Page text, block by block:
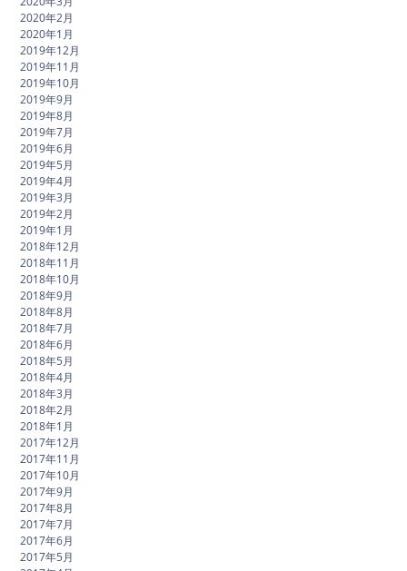
2020年2月
2020年1月
2019年12月
2019年11月
2019年10月
2019年9月
2019年8月
2019年7月
2019年6月
2019年5月
2019年4月
2019年3月
2019年2月
2019年1月
2018年12月
2018年11月
2018年10月
2018年9月
2018年8月
2018年7月
2018年6月
2018年5月
2018年4月
2018年3月
2018年2月
2018年1月
2017年12月
2017年11月
2017年10月
2017年9月
2017年8月
2017年7月
2017年6月
2017年5月